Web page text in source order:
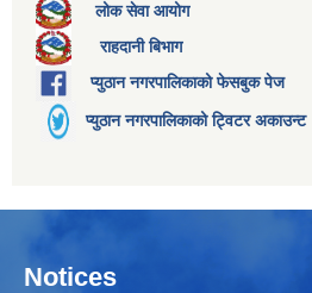
लोक सेवा आयोग
राहदानी बिभाग
प्युठान नगरपालिकाको फेसबुक पेज
प्युठान नगरपालिकाको ट्विटर अकाउन्ट
Notices